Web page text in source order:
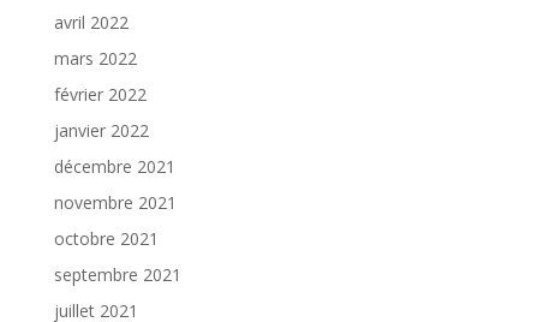
avril 2022
mars 2022
février 2022
janvier 2022
décembre 2021
novembre 2021
octobre 2021
septembre 2021
juillet 2021